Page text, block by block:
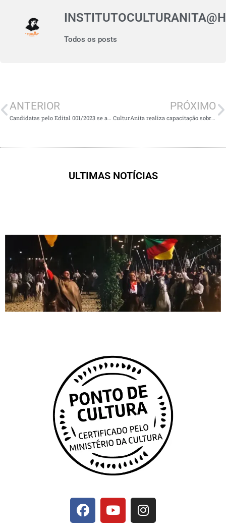
Todos os posts
ANTERIOR
Candidatas pelo Edital 001/2023 se apresentam aos jurados.
PRÓXIMO
CulturAnita realiza capacitação sobre história de Anita Garibaldi.
ULTIMAS NOTÍCIAS